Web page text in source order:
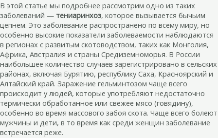
В этой статье мы подробнее рассмотрим одно из таких
заболеваний — тениаринхоз, которое вызывается бычьим
цепнем. Это заболевание распространено по всему миру, но
особенно высокие показатели заболеваемости наблюдаются
в регионах с развитым скотоводством, таких как Монголия,
Африка, Австралия и страны Средиземноморья. В России
наибольшее количество случаев зарегистрировано в сельских
районах, включая Бурятию, республику Саха, Красноярский и
Алтайский край. Заражение гельминтозом чаще всего
происходит у людей, которые употребляют недостаточно
термически обработанное или свежее мясо (говядину),
особенно во время массового забоя скота. Чаще всего болеют
мужчины и дети, в то время как среди женщин заболевание
встречается реже.